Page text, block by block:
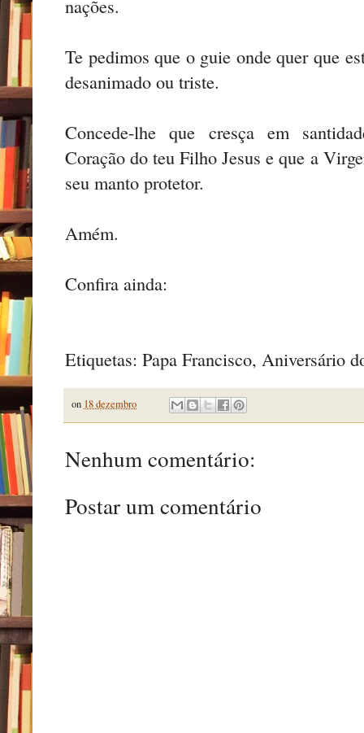
nações.
Te pedimos que o guie onde quer que
desanimado ou triste.
Concede-lhe que cresça em
Coração do teu Filho Jesus e que a
seu manto protetor.
Amém.
Confira ainda:
Etiquetas: Papa Francisco, Aniversário
on 18 dezembro
Nenhum comentário:
Postar um comentário